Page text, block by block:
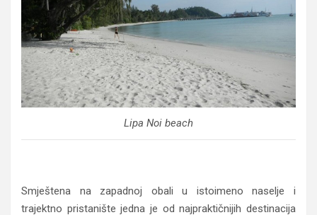
Lipa Noi beach
Smještena na zapadnoj obali u istoimeno naselje i
trajektno pristanište jedna je od najpraktičnijih destinacija